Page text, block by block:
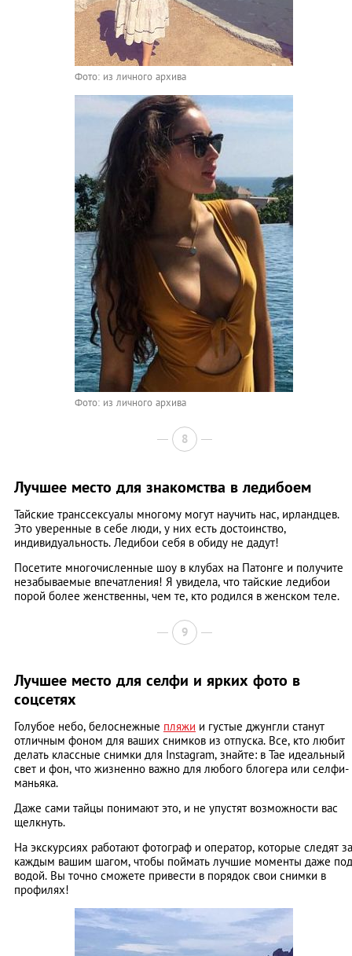
Фото: из личного архива
Фото: из личного архива
8
Лучшее место для знакомства в ледибоем
Тайские транссексуалы многому могут научить нас, ирландцев.
Это уверенные в себе люди, у них есть достоинство,
индивидуальность. Ледибои себя в обиду не дадут!
Посетите многочисленные шоу в клубах на Патонге и получите
незабываемые впечатления! Я увидела, что тайские ледибои
порой более женственны, чем те, кто родился в женском теле.
9
Лучшее место для селфи и ярких фото в
соцсетях
Голубое небо, белоснежные пляжи и густые джунгли станут
отличным фоном для ваших снимков из отпуска. Все, кто любит
делать классные снимки для Instagram, знайте: в Тае идеальный
свет и фон, что жизненно важно для любого блогера или селфи-
маньяка.
Даже сами тайцы понимают это, и не упустят возможности вас
щелкнуть.
На экскурсиях работают фотограф и оператор, которые следят за
каждым вашим шагом, чтобы поймать лучшие моменты даже под
водой. Вы точно сможете привести в порядок свои снимки в
профилях!